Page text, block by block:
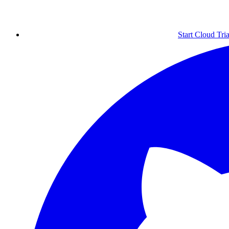
Start Cloud